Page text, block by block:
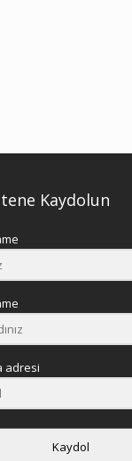
Kaydolun
adresi
Kaydol